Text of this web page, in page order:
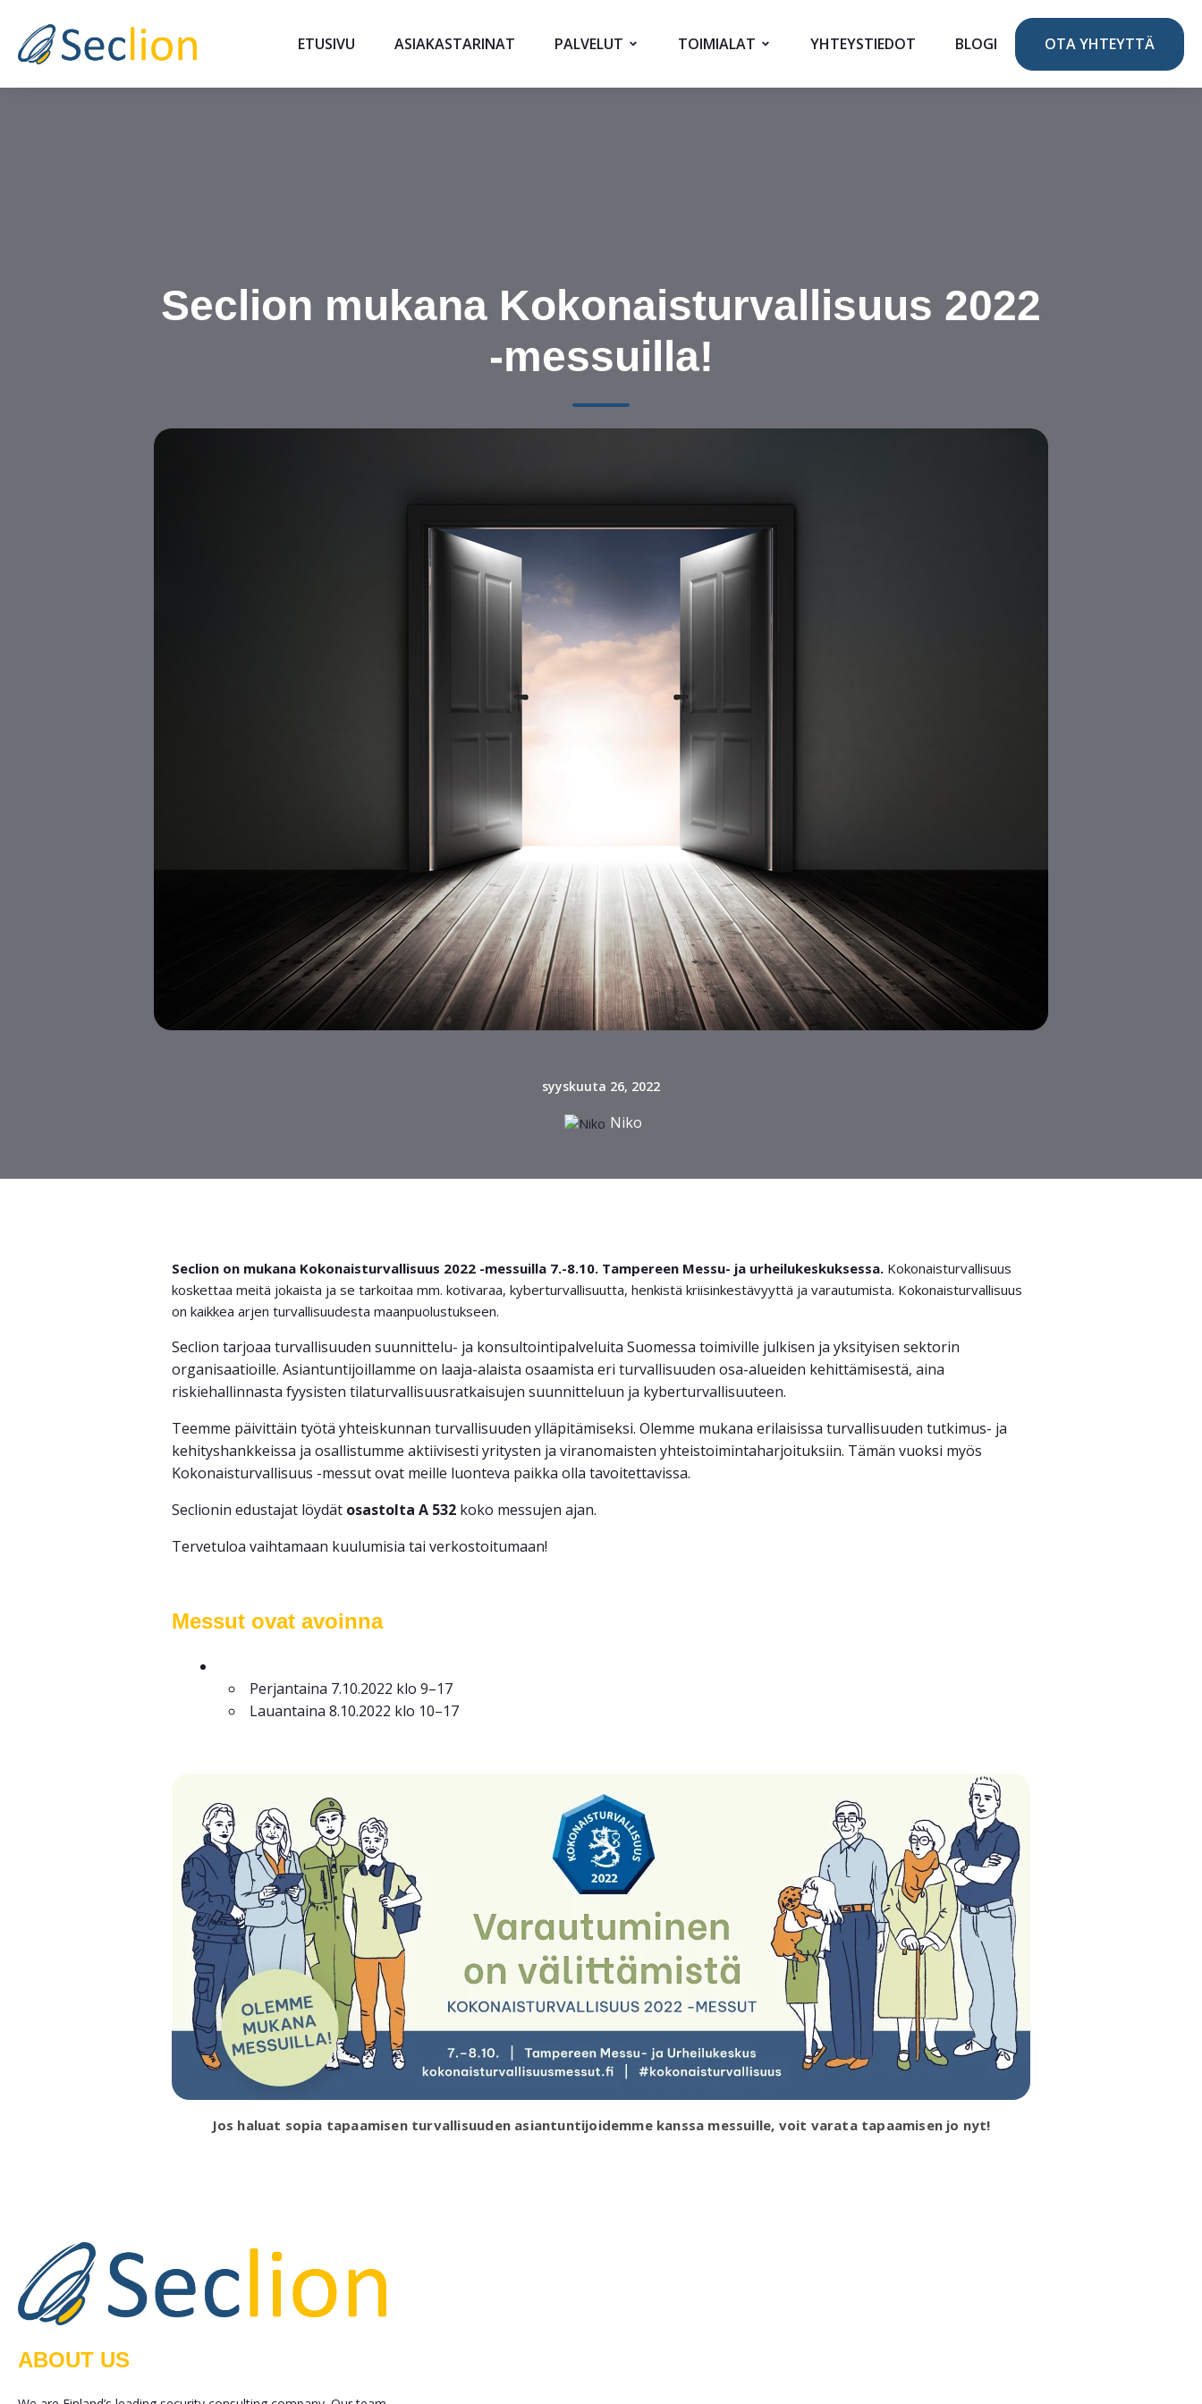
ETUSIVU ASIAKASTARINAT PALVELUT TOIMIALAT YHTEYSTIEDOT BLOGI OTA YHTEYTTÄ
Seclion mukana Kokonaisturvallisuus 2022
-messuilla!
syyskuuta 26, 2022
Niko
Seclion on mukana Kokonaisturvallisuus 2022 -messuilla 7.-8.10. Tampereen Messu- ja urheilukeskuksessa. Kokonaisturvallisuus
koskettaa meitä jokaista ja se tarkoitaa mm. kotivaraa, kyberturvallisuutta, henkistä kriisinkestävyyttä ja varautumista. Kokonaisturvallisuus
on kaikkea arjen turvallisuudesta maanpuolustukseen.
Seclion tarjoaa turvallisuuden suunnittelu- ja konsultointipalveluita Suomessa toimiville julkisen ja yksityisen sektorin
organisaatioille. Asiantuntijoillamme on laaja-alaista osaamista eri turvallisuuden osa-alueiden kehittämisestä, aina
riskiehallinnasta fyysisten tilaturvallisuusratkaisujen suunnitteluun ja kyberturvallisuuteen.
Teemme päivittäin työtä yhteiskunnan turvallisuuden ylläpitämiseksi. Olemme mukana erilaisissa turvallisuuden tutkimus- ja
kehityshankkeissa ja osallistumme aktiivisesti yritysten ja viranomaisten yhteistoimintaharjoituksiin. Tämän vuoksi myös
Kokonaisturvallisuus -messut ovat meille luonteva paikka olla tavoitettavissa.
Seclionin edustajat löydät osastolta A 532 koko messujen ajan.
Tervetuloa vaihtamaan kuulumisia tai verkostoitumaan!
Messut ovat avoinna
Perjantaina 7.10.2022 klo 9–17
Lauantaina 8.10.2022 klo 10–17
Jos haluat sopia tapaamisen turvallisuuden asiantuntijoidemme kanssa messuille, voit varata tapaamisen jo nyt!
ABOUT US